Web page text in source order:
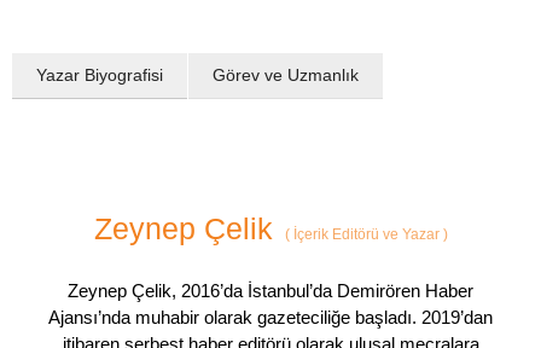
Yazar Biyografisi Görev ve Uzmanlık
Zeynep Çelik (İçerik Editörü ve Yazar )
Zeynep Çelik, 2016’da İstanbul’da Demirören Haber
Ajansı’nda muhabir olarak gazeteciliğe başladı. 2019’dan